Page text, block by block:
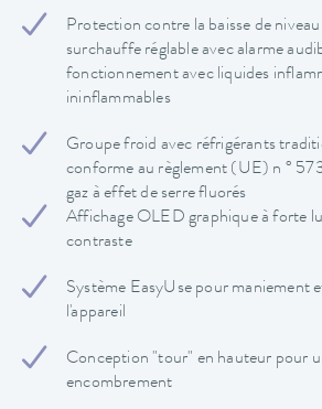
Protection contre la baisse de
surchauffe réglable avec alarme
fonctionnement avec liquides
ininflammables
Groupe froid avec réfrigérants
conforme au règlement (UE) n °
gaz à effet de serre fluorés
Affichage OLED graphique à forte
contraste
Système EasyUse pour maniement
l'appareil
Conception "tour" en hauteur pour
encombrement